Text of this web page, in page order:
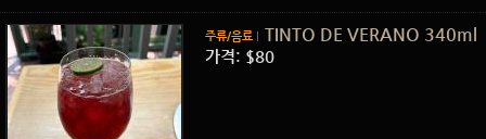
주류/음료 TINTO DE VERANO 340ml
가격: $80